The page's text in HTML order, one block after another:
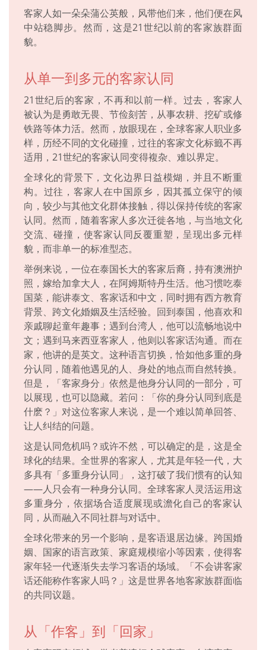
客家人如一朵朵蒲公英般，风带他们来，他们便在风
中站稳脚步。然而，这是21世纪以前的客家族群面
貌。
从单一到多元的客家认同
21世纪后的客家，不再和以前一样。过去，客家人
被认为是勇敢无畏、节俭刻苦，从事农耕、挖矿或修
铁路等体力活。然而，放眼现在，全球客家人职业多
样，历经不同的文化碰撞，过往的客家文化标籤不再
适用，21世纪的客家认同变得複杂、难以界定。
全球化的背景下，文化边界日益模煳，并且不断重
构。过往，客家人在中国原乡，因其孤立保守的倾
向，较少与其他文化群体接触，得以保持传统的客家
认同。然而，随着客家人多次迁徙各地，与当地文化
交流、碰撞，使客家认同反覆重塑，呈现出多元样
貌，而非单一的标准型态。
举例来说，一位在泰国长大的客家后裔，持有澳洲护
照，嫁给加拿大人，在阿姆斯特丹生活。他习惯吃泰
国菜，能讲泰文、客家话和中文，同时拥有西方教育
背景、跨文化婚姻及生活经验。回到泰国，他喜欢和
亲戚聊起童年趣事；遇到台湾人，他可以流畅地说中
文；遇到马来西亚客家人，他则以客家话沟通。而在
家，他讲的是英文。这种语言切换，恰如他多重的身
分认同，随着他遇见的人、身处的地点而自然转换。
但是，「客家身分」依然是他身分认同的一部分，可
以展现，也可以隐藏。若问：「你的身分认同到底是
什麽？」对这位客家人来说，是一个难以简单回答、
让人纠结的问题。
这是认同危机吗？或许不然，可以确定的是，这是全
球化的结果。全世界的客家人，尤其是年轻一代，大
多具有「多重身分认同」，这打破了我们惯有的认知
——人只会有一种身分认同。全球客家人灵活运用这
多重身分，依据场合适度展现或澹化自己的客家认
同，从而融入不同社群与对话中。
全球化带来的另一个影响，是客语退居边缘。跨国婚
姻、国家的语言政策、家庭规模缩小等因素，使得客
家年轻一代逐渐失去学习客语的场域。「不会讲客家
话还能称作客家人吗？」这是世界各地客家族群面临
的共同议题。
从「作客」到「回家」